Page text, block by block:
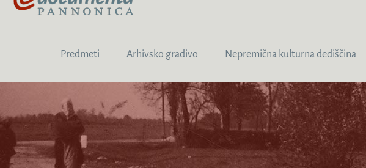
Predmeti Arhivsko gradivo Nepremična kulturna dediščina